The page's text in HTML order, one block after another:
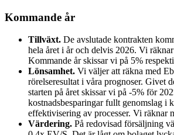
Kommande år
Tillväxt. De avslutade kontrakten
hela året i år och delvis 2026. Vi
Kommande år skissar vi på 5%
Lönsamhet. Vi väljer att räkna med
rörelseresultat i våra prognoser. Givet
starten på året skissar vi på -5% för
kostnadsbesparingar fullt genomslag i
effektivisering av processer. Vi räknar
Värdering. På redovisad försäljning